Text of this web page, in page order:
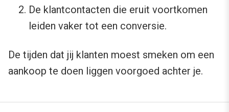
De klantcontacten die eruit voortkomen
leiden vaker tot een conversie.
De tijden dat jij klanten moest smeken om een
aankoop te doen liggen voorgoed achter je.